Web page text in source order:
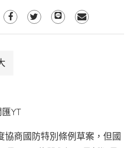
中午來開匯YT
協商國防特別條例草案，但國